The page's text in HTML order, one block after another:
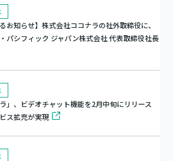
お知らせ】株式会社ココナラの社外取締役に、
パシフィック ジャパン株式会社 代表取締役社長
」、ビデオチャット機能を2月中旬にリリース
ス拡充が実現